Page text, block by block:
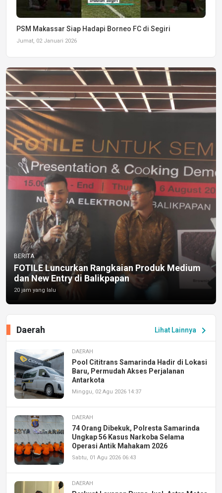
PSM Makassar Siap Hadapi Borneo FC di Segiri
Jumat, 02 Januari 2026
BERITA
FOTILE Luncurkan Rangkaian Produk Medium
dan New Entry di Balikpapan
20 jam yang lalu
Lihat Lainnya chevron_right
Daerah
DAERAH
Pool Cititrans Samarinda Hadir di Lokasi
Baru, Permudah Akses Perjalanan
Antarkota
Minggu, 02 Agu 2026 14:37
DAERAH
74 Orang Dibekuk, Polresta Samarinda
Ungkap 56 Kasus Narkoba Selama
Operasi Antik Mahakam 2026
Sabtu, 01 Agu 2026 06:43
DAERAH